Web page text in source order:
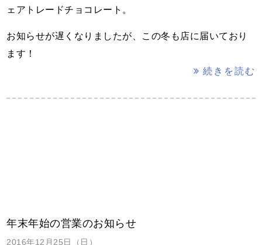
ェアトレードチョコレート。
お知らせが遅くなりましたが、この冬も店に届いており
ます！
続きを読む
年末年始の営業のお知らせ
2016年12月25日（日）